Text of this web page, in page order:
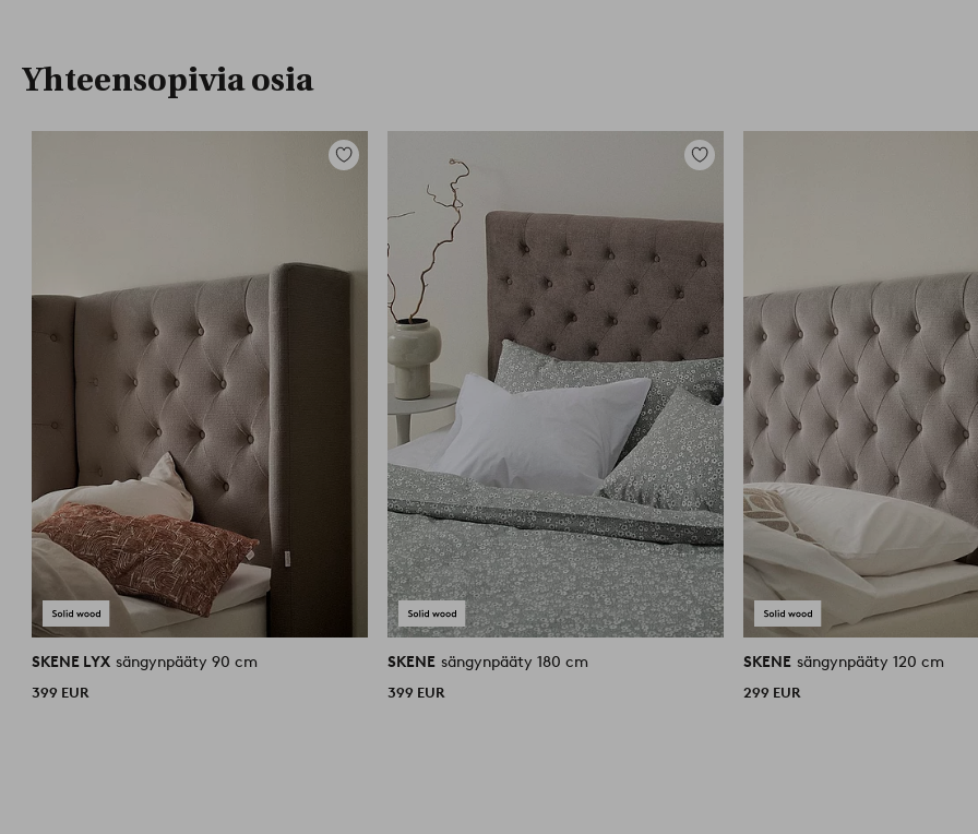
Yhteensopivia osia
Lisää
SKENE LYX sängynpääty 90 cm
399 EUR
Lisää
SKENE sängynpääty 180 cm
399 EUR
SKENE sängynpääty 120 cm
299 EUR